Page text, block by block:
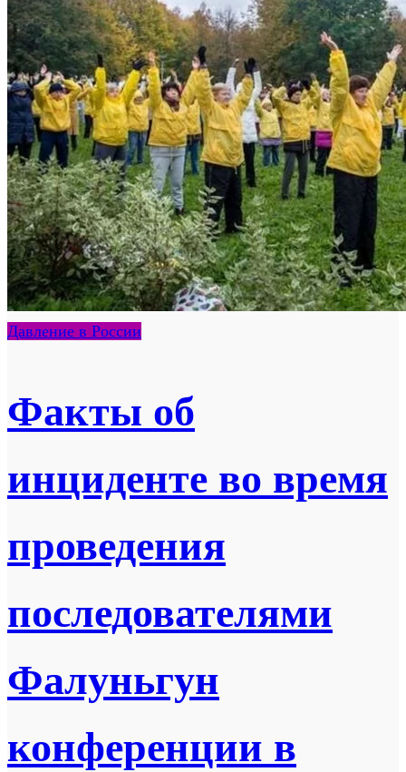
Давление в России
Факты об
инциденте во время
проведения
последователями
Фалуньгун
конференции в